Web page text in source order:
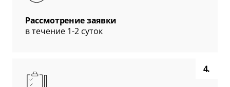
Рассмотрение заявки
в течение 1-2 суток
4.